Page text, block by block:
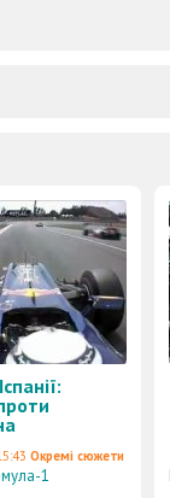
Окремі сюжети
1